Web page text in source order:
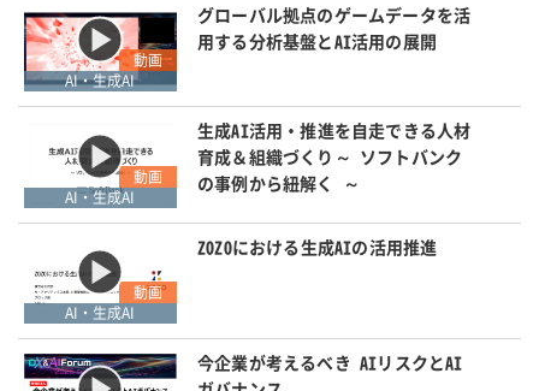
動画
AI・生成AI
グローバル拠点のゲームデータを活
用する分析基盤とAI活用の展開
動画
AI・生成AI
生成AI活用・推進を自走できる人材
育成＆組織づくり～ ソフトバンク
の事例から紐解く ～
動画
AI・生成AI
ZOZOにおける生成AIの活用推進
今企業が考えるべき AIリスクとAI